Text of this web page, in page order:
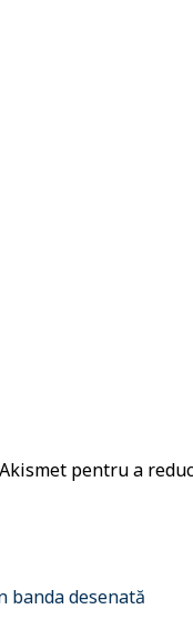
pentru a
banda desenată